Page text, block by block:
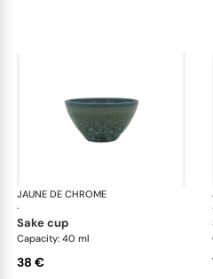
JAUNE DE CHROME
·
sake cup
Capacity: 40 ml
38 €
·